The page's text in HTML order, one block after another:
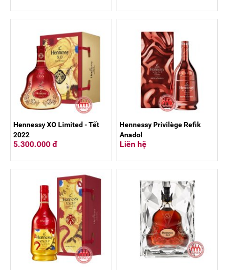
Hennessy XO Limited - Tết
2022
5.300.000 đ
Hennessy Privilège Refik
Anadol
Liên hệ